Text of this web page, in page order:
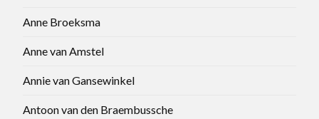
Anne Broeksma
Anne van Amstel
Annie van Gansewinkel
Antoon van den Braembussche